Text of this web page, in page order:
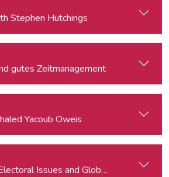
Stephen Hutchings
gutes Zeitmanagement
Yacoub Oweis
Issues and Global Ambitions